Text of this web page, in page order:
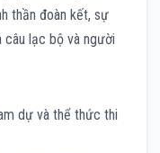
thần đoàn kết, sự
lạc bộ và người
dự và thể thức thi